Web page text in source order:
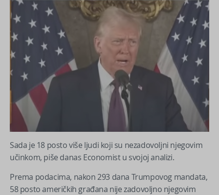
Sada je 18 posto više ljudi koji su nezadovoljni njegovim
učinkom, piše danas Economist u svojoj analizi.
Prema podacima, nakon 293 dana Trumpovog mandata,
58 posto američkih građana nije zadovoljno njegovim